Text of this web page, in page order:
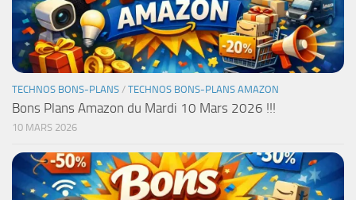
TECHNOS BONS-PLANS / TECHNOS BONS-PLANS AMAZON
Bons Plans Amazon du Mardi 10 Mars 2026 !!!
10 MARS 2026